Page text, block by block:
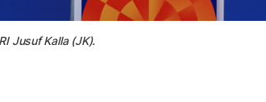
Jusuf Kalla (JK).